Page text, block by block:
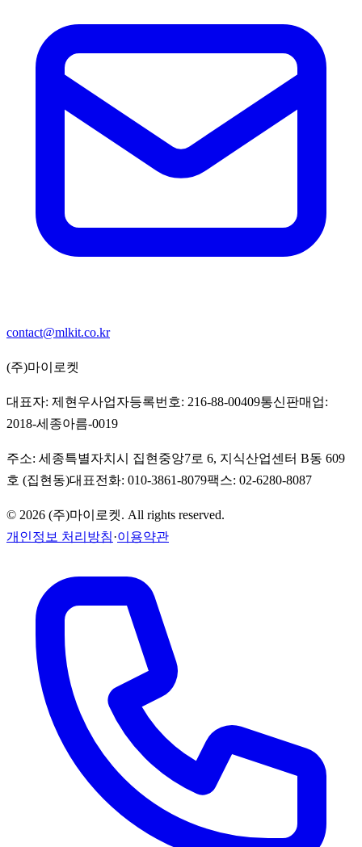
contact@mlkit.co.kr
(주)마이로켓
대표자: 제현우사업자등록번호: 216-88-00409통신판매업:
2018-세종아름-0019
주소: 세종특별자치시 집현중앙7로 6, 지식산업센터 B동 609
호 (집현동)대표전화: 010-3861-8079팩스: 02-6280-8087
© 2026 (주)마이로켓. All rights reserved.
개인정보 처리방침·이용약관